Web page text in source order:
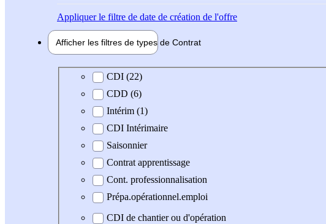
Appliquerle filtre de date de création de l'offre
Afficher les filtres de types de Contrat
Type de contratCDI (22)
CDD (6)
Intérim (1)
CDI Intérimaire
Saisonnier
Contrat apprentissage
Cont. professionnalisation
Prépa.opérationnel.emploi
CDI de chantier ou d'opération